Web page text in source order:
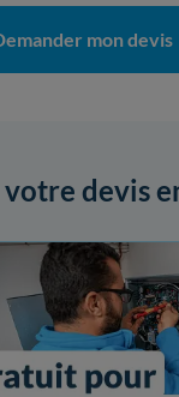
mon devis
votre devis